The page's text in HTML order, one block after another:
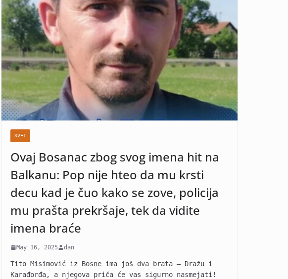
SVET
Ovaj Bosanac zbog svog imena hit na
Balkanu: Pop nije hteo da mu krsti
decu kad je čuo kako se zove, policija
mu prašta prekršaje, tek da vidite
imena braće
May 16, 2025 dan
Tito Misimović iz Bosne ima još dva brata – Dražu i
Karađorđa, a njegova priča će vas sigurno nasmejati!